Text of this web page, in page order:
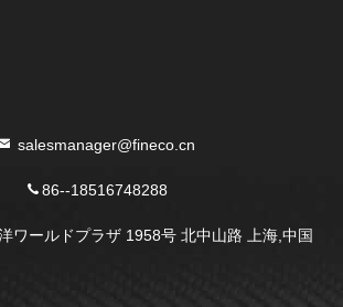
salesmanager@fineco.cn
86--18516748288
ワールドプラザ 1958号 北中山路 上海,中国